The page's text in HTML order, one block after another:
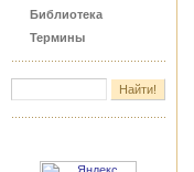
Библиотека
Термины